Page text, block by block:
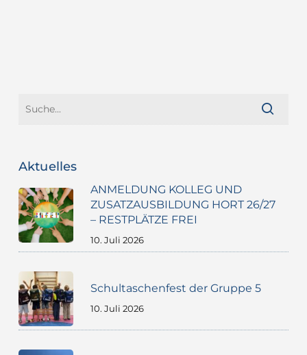
Aktuelles
ANMELDUNG KOLLEG UND
ZUSATZAUSBILDUNG HORT 26/27
– RESTPLÄTZE FREI
10. Juli 2026
Schultaschenfest der Gruppe 5
10. Juli 2026